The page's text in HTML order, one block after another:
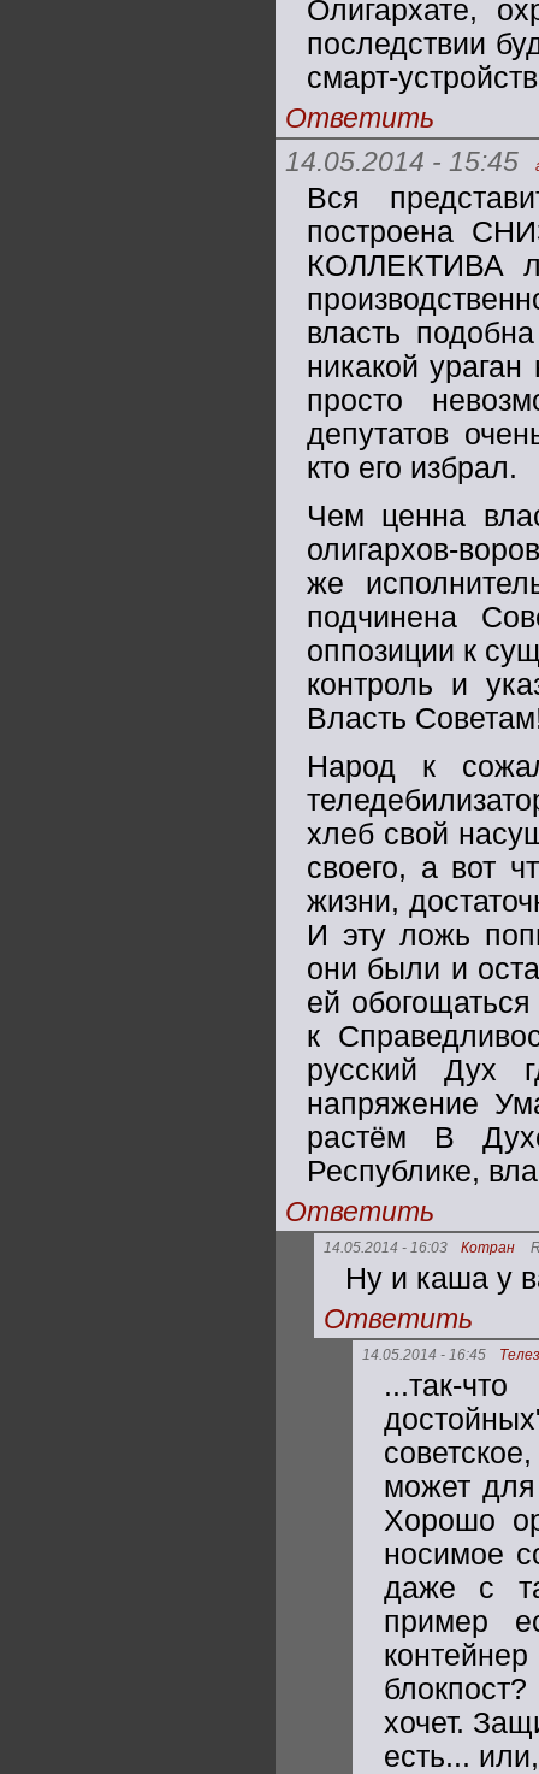
Олигархате,
последствии
смарт-
Ответить
14.05.2014 - 15:45
Вся
построена
КОЛЛЕКТИВА
власть
никакой
просто
депутатов
кто его избрал.
Чем ценна
олигархов-
же
подчинена
оппозиции к
контроль и
Власть
Народ к
хлеб свой
своего, а вот
жизни,
И эту ложь
они были и
ей
к
русский Дух
напряжение
растём В
Республике,
Ответить
14.05.2014 - 16:03 Котран
Ну и каша у
Ответить
14.05.2014 - 16:45
...так-
может
Хорошо
носимое
даже с
пример
хочет.
есть...